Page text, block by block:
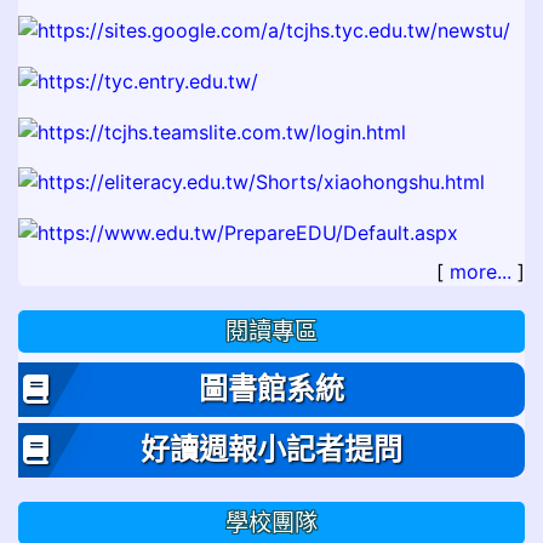
[ more... ]
閱讀專區
圖書館系統
好讀週報小記者提問
學校團隊